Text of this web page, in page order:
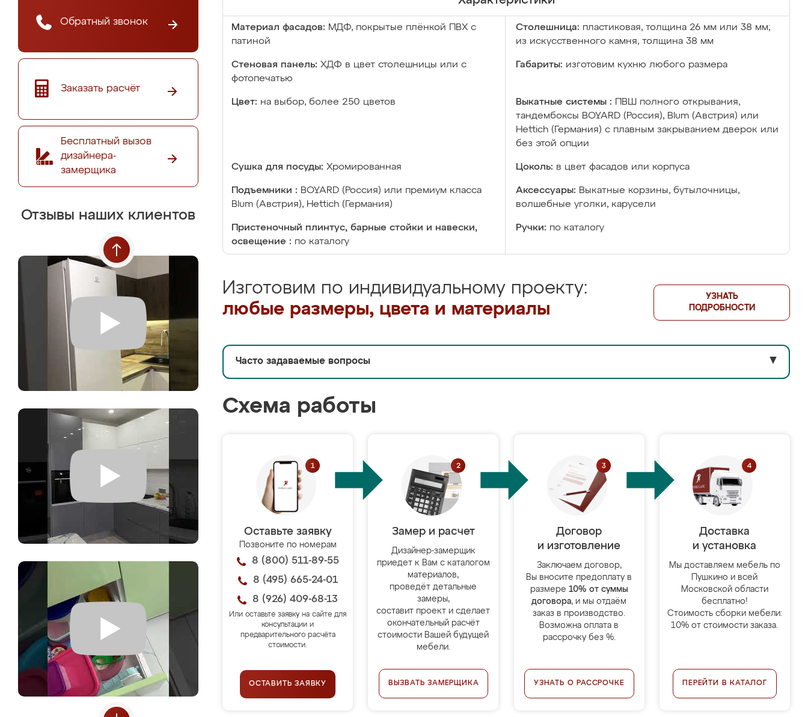
Обратный звонок
Заказать расчёт
Бесплатный вызов
дизайнера-
замерщика
Отзывы наших клиентов
Материал фасадов: МДФ, покрытые плёнкой ПВХ с
патиной
Столешница: пластиковая, толщина 26 мм или 38 мм;
из искусственного камня, толщина 38 мм
Стеновая панель: ХДФ в цвет столешницы или с
фотопечатью
Габариты: изготовим кухню любого размера
Цвет: на выбор, более 250 цветов Выкатные системы :
ПВШ полного открывания,
тандембоксы BOYARD (Россия), Blum (Австрия) или
Hettich (Германия) с плавным закрыванием дверок или
без этой опции
Сушка для посуды: Хромированная Цоколь: в цвет фасадов или корпуса
Подъемники : BOYARD (Россия) или премиум класса
Blum (Австрия), Hettich (Германия)
Аксессуары: Выкатные корзины, бутылочницы,
волшебные уголки, карусели
Пристеночный плинтус, барные стойки и навески,
освещение : по каталогу
Ручки: по каталогу
Изготовим по индивидуальному проекту:
любые размеры, цвета и материалы
УЗНАТЬ
ПОДРОБНОСТИ
Часто задаваемые вопросы ▼
Схема работы
Оставьте заявку
Позвоните по номерам
8 (800) 511-89-55
8 (495) 665-24-01
8 (926) 409-68-13
Или оставьте заявку на сайте для
консультации и
предварительного расчёта
стоимости.
ОСТАВИТЬ ЗАЯВКУ
Замер и расчет
Дизайнер-замерщик
приедет к Вам с каталогом
материалов,
проведёт детальные
замеры,
составит проект и сделает
окончательный расчёт
стоимости Вашей будущей
мебели.
ВЫЗВАТЬ ЗАМЕРЩИКА
Договор
и изготовление
Заключаем договор,
Вы вносите предоплату в
размере 10% от суммы
договора, и мы отдаём
заказ в производство.
Возможна оплата в
рассрочку без %.
УЗНАТЬ О РАССРОЧКЕ
Доставка
и установка
Мы доставляем мебель по
Пушкино и всей
Московской области
бесплатно!
Стоимость сборки мебели:
10% от стоимости заказа.
ПЕРЕЙТИ В КАТАЛОГ